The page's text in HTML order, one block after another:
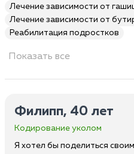
Лечение зависимости от
Лечение зависимости от
Реабилитация подростков
Показать все
Филипп, 40 лет
Кодирование уколом
Я хотел бы поделиться